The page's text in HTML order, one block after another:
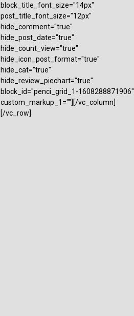
block_title_font_size="14px"
post_title_font_size="12px"
hide_comment="true"
hide_post_date="true"
hide_count_view="true"
hide_icon_post_format="true"
hide_cat="true"
hide_review_piechart="true"
block_id="penci_grid_1-1608288871906"
custom_markup_1=""][/vc_column]
[/vc_row]